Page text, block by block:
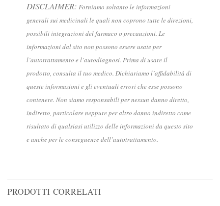
DISCLAIMER: Forniamo soltanto le informazioni
generali sui medicinali le quali non coprono tutte le direzioni,
possibili integrazioni del farmaco o precauzioni. Le
informazioni dal sito non possono essere usate per
l’autotrattamento e l’autodiagnosi. Prima di usare il
prodotto, consulta il tuo medico. Dichiariamo l’affidabilità di
queste informazioni e gli eventuali errori che esse possono
contenere. Non siamo responsabili per nessun danno diretto,
indiretto, particolare neppure per altro danno indiretto come
risultato di qualsiasi utilizzo delle informazioni da questo sito
e anche per le conseguenze dell’autotrattamento.
PRODOTTI CORRELATI